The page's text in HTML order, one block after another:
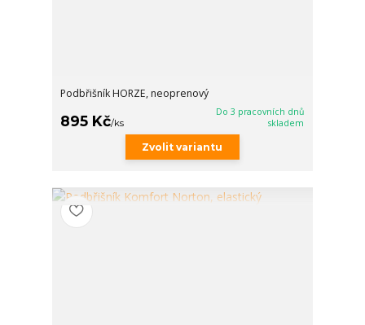
Podbřišník HORZE, neoprenový
895 Kč/ks
Do 3 pracovních dnů
skladem
Zvolit variantu